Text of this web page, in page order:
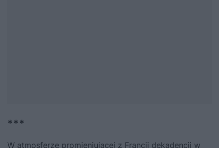
***
W atmosferze promieniującej z Francji dekadencji w